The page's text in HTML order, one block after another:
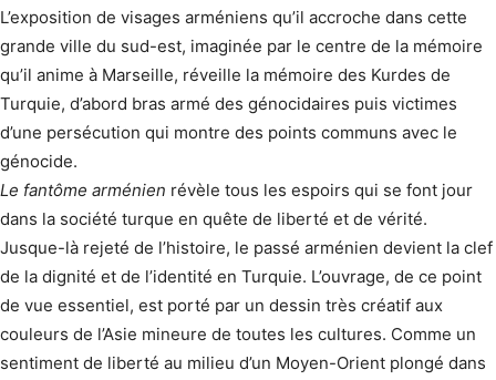
L’exposition de visages arméniens qu’il accroche dans cette
grande ville du sud-est, imaginée par le centre de la mémoire
qu’il anime à Marseille, réveille la mémoire des Kurdes de
Turquie, d’abord bras armé des génocidaires puis victimes
d’une persécution qui montre des points communs avec le
génocide.
Le fantôme arménien révèle tous les espoirs qui se font jour
dans la société turque en quête de liberté et de vérité.
Jusque-là rejeté de l’histoire, le passé arménien devient la clef
de la dignité et de l’identité en Turquie. L’ouvrage, de ce point
de vue essentiel, est porté par un dessin très créatif aux
couleurs de l’Asie mineure de toutes les cultures. Comme un
sentiment de liberté au milieu d’un Moyen-Orient plongé dans